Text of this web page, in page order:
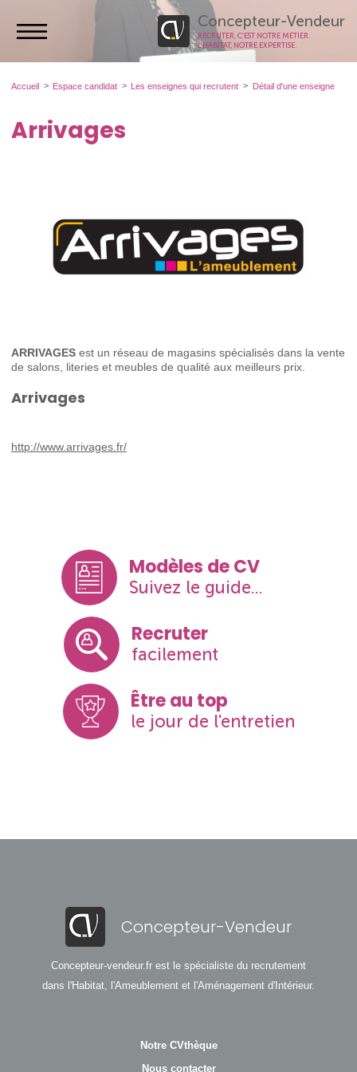
Concepteur-Vendeur
RECRUTER, C’EST NOTRE MÉTIER.
L’HABITAT, NOTRE EXPERTISE.
Accueil Espace candidat Les enseignes qui recrutent Détail d'une enseigne
Arrivages
ARRIVAGES est un réseau de magasins spécialisés dans la vente
de salons, literies et meubles de qualité aux meilleurs prix.
Arrivages
http://www.arrivages.fr/
Modèles de CV
Suivez le guide...
Recruter
facilement
Être au top
le jour de l'entretien
Concepteur-Vendeur
Concepteur-vendeur.fr est le spécialiste du recrutement
dans l'Habitat, l'Ameublement et l'Aménagement d'Intérieur.
Notre CVthèque
Nous contacter